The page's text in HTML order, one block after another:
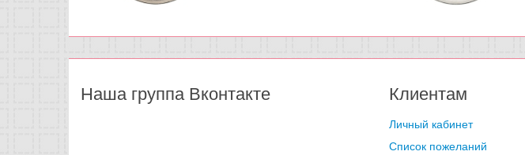
Наша группа Вконтакте Клиентам
Личный кабинет
Список пожеланий